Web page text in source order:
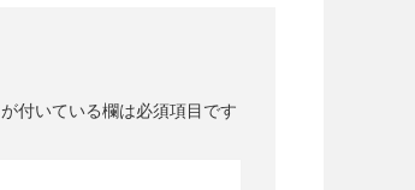
が付いている欄は必須項目です